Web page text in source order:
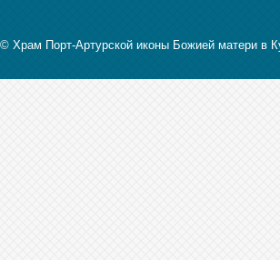
© Храм Порт-Артурской иконы Божией матери в